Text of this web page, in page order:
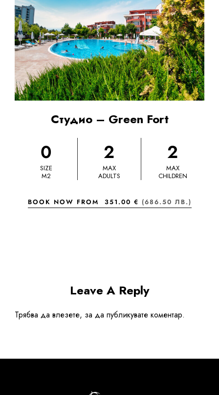
Студио – Green Fort
0
SIZE
M2
2
MAX
ADULTS
2
MAX
CHILDREN
BOOK NOW FROM 351.00 € (686.50 ЛВ.)
Leave A Reply
Трябва да влезете, за да публикувате коментар.